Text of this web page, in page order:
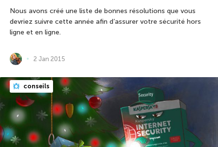
Nous avons créé une liste de bonnes résolutions que vous
devriez suivre cette année afin d’assurer votre sécurité hors
ligne et en ligne.
2 Jan 2015
conseils